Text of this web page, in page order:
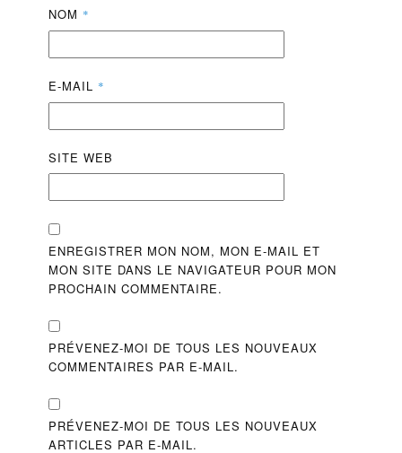
NOM *
E-MAIL *
SITE WEB
ENREGISTRER MON NOM, MON E-MAIL ET
MON SITE DANS LE NAVIGATEUR POUR MON
PROCHAIN COMMENTAIRE.
PRÉVENEZ-MOI DE TOUS LES NOUVEAUX
COMMENTAIRES PAR E-MAIL.
PRÉVENEZ-MOI DE TOUS LES NOUVEAUX
ARTICLES PAR E-MAIL.